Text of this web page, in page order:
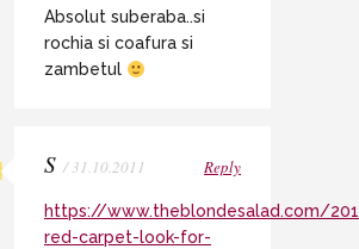
Absolut suberaba..si
rochia si coafura si
zambetul
S / 31.10.2011 Reply
https://www.theblondesalad.com/
red-carpet-look-for-